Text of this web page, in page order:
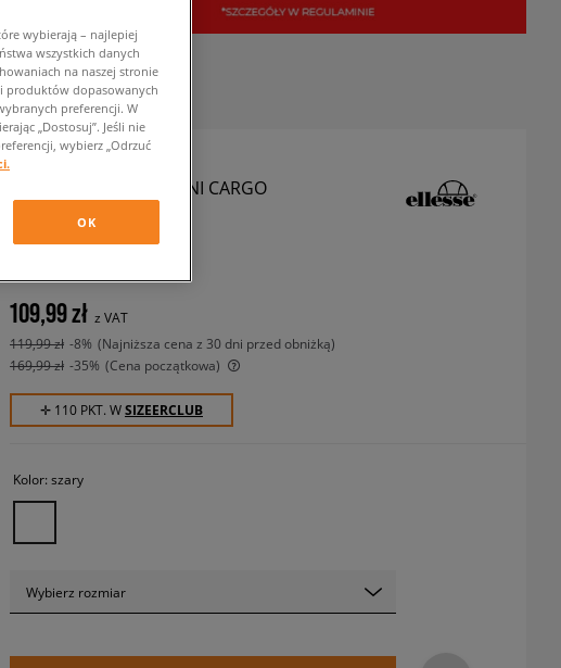
ELLESSE SZORTY VIZZINI CARGO
męskie, szorty
109,99 zł z VAT
119,99 zł -8%
(najniższa cena z 30 dni przed obniżką)
169,99 zł -35% (Cena początkowa)
✛ 110 PKT. WSIZEERCLUB
Kolor: szary
Wybierz rozmiar
wybierają – najlepiej
wszystkich danych
na naszej stronie
produktów dopasowanych
preferencji. W
„Dostosuj”. Jeśli nie
wybierz „Odrzuć
OK